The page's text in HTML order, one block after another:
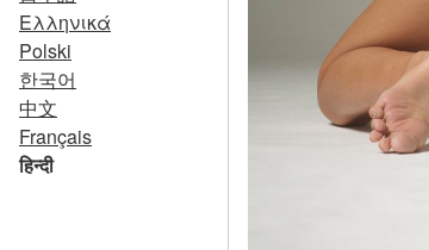
Ελληνικά
Polski
한국어
中文
Français
हिन्दी